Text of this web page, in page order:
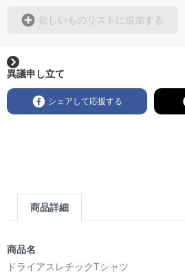
欲しいものリストに追加する
異議申し立て
シェアして応援する
商品詳細
商品名
ドライアスレチックTシャツ